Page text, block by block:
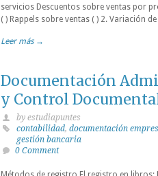
servicios Descuentos sobre ventas por
( ) Rappels sobre ventas ( ) 2. Variación
Leer más →
Documentación
y Control
by estudiapuntes
contabilidad, documentación
gestión bancaria
0 Comment